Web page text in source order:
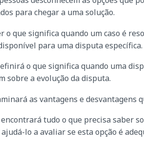
​​para chegar a uma solução.
o que significa quando um caso é
para uma disputa específica.
o que significa quando uma
sobre a evolução da disputa.
as vantagens e desvantagens
encontrará tudo o que precisa saber
lo a avaliar se esta opção é